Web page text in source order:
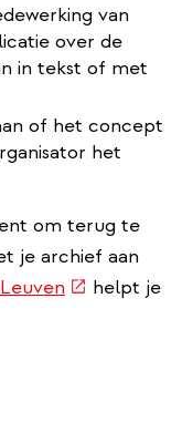
van
over de
in tekst of met
of het concept
het
om terug te
je archief aan
(externe
helpt je